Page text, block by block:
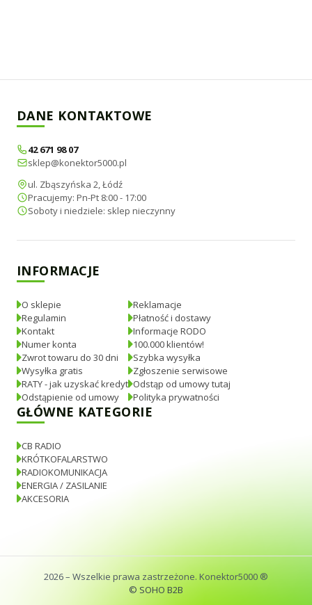
DANE KONTAKTOWE
42 671 98 07
sklep@konektor5000.pl
ul. Zbąszyńska 2, Łódź
Pracujemy: Pn-Pt 8:00 - 17:00
Soboty i niedziele: sklep nieczynny
INFORMACJE
O sklepie
Regulamin
Kontakt
Numer konta
Zwrot towaru do 30 dni
Wysyłka gratis
RATY - jak uzyskać kredyt
Odstąpienie od umowy
Reklamacje
Płatność i dostawy
Informacje RODO
100.000 klientów!
Szybka wysyłka
Zgłoszenie serwisowe
Odstąp od umowy tutaj
Polityka prywatności
GŁÓWNE KATEGORIE
CB RADIO
KRÓTKOFALARSTWO
RADIOKOMUNIKACJA
ENERGIA / ZASILANIE
AKCESORIA
2026– Wszelkie prawa zastrzeżone. Konektor5000 ®
© SOHO B2B